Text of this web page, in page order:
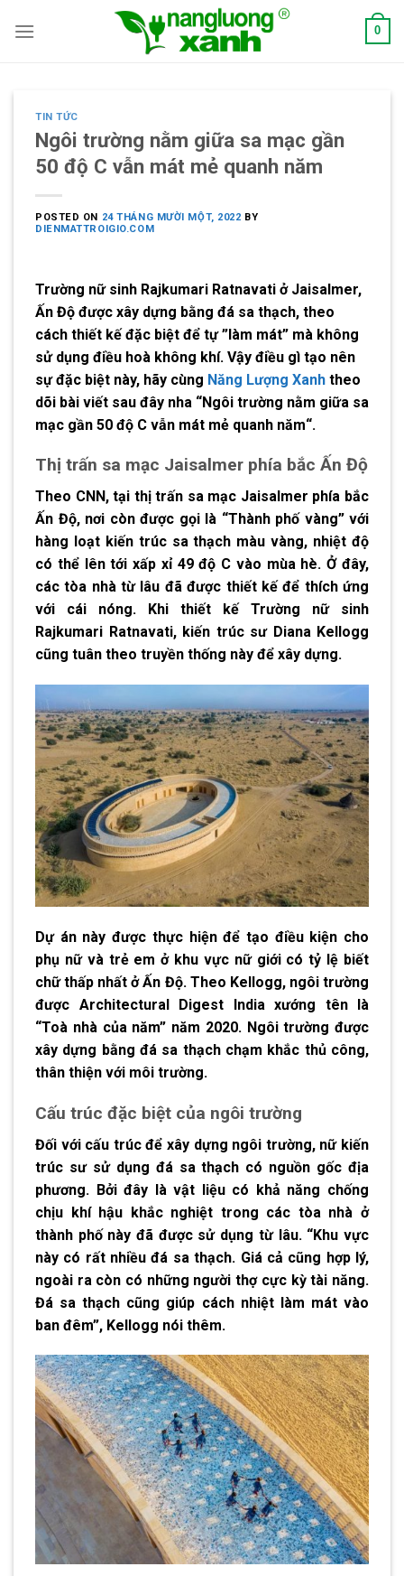
0
TIN TỨC
Ngôi trường nằm giữa sa mạc gần
50 độ C vẫn mát mẻ quanh năm
POSTED ON 24 THÁNG MƯỜI MỘT, 2022 BY
DIENMATTROIGIO.COM
Trường nữ sinh Rajkumari Ratnavati ở Jaisalmer,
Ấn Độ được xây dựng bằng đá sa thạch, theo
cách thiết kế đặc biệt để tự ”làm mát” mà không
sử dụng điều hoà không khí. Vậy điều gì tạo nên
sự đặc biệt này, hãy cùng Năng Lượng Xanh theo
dõi bài viết sau đây nha “Ngôi trường nằm giữa sa
mạc gần 50 độ C vẫn mát mẻ quanh năm“.
Thị trấn sa mạc Jaisalmer phía bắc Ấn Độ
Theo CNN, tại thị trấn sa mạc Jaisalmer phía bắc
Ấn Độ, nơi còn được gọi là “Thành phố vàng” với
hàng loạt kiến trúc sa thạch màu vàng, nhiệt độ
có thể lên tới xấp xỉ 49 độ C vào mùa hè. Ở đây,
các tòa nhà từ lâu đã được thiết kế để thích ứng
với cái nóng. Khi thiết kế Trường nữ sinh
Rajkumari Ratnavati, kiến trúc sư Diana Kellogg
cũng tuân theo truyền thống này để xây dựng.
Dự án này được thực hiện để tạo điều kiện cho
phụ nữ và trẻ em ở khu vực nữ giới có tỷ lệ biết
chữ thấp nhất ở Ấn Độ. Theo Kellogg, ngôi trường
được Architectural Digest India xướng tên là
“Toà nhà của năm” năm 2020. Ngôi trường được
xây dựng bằng đá sa thạch chạm khắc thủ công,
thân thiện với môi trường.
Cấu trúc đặc biệt của ngôi trường
Đối với cấu trúc để xây dựng ngôi trường, nữ kiến
trúc sư sử dụng đá sa thạch có nguồn gốc địa
phương. Bởi đây là vật liệu có khả năng chống
chịu khí hậu khắc nghiệt trong các tòa nhà ở
thành phố này đã được sử dụng từ lâu. “Khu vực
này có rất nhiều đá sa thạch. Giá cả cũng hợp lý,
ngoài ra còn có những người thợ cực kỳ tài năng.
Đá sa thạch cũng giúp cách nhiệt làm mát vào
ban đêm”, Kellogg nói thêm.